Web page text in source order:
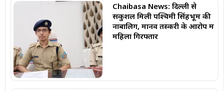
Chaibasa News: दिल्ली से
सकुशल मिली पश्चिमी सिंहभूम की
नाबालिग, मानव तस्करी के आरोप में
महिला गिरफ्तार